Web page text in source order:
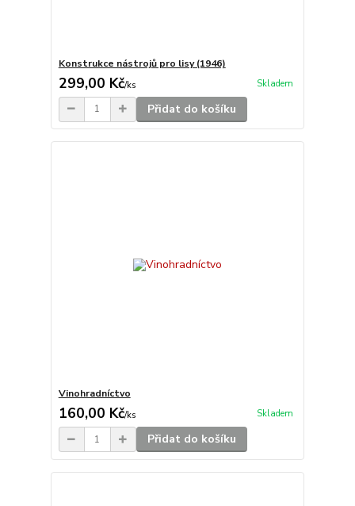
Konstrukce nástrojů pro lisy (1946)
299,00 Kč/ks Skladem
Přidat do košíku
Vinohradníctvo
160,00 Kč/ks Skladem
Přidat do košíku